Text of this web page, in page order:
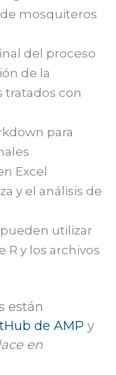
mosquiteros
del proceso
de la
tratados con
para
Excel
y el análisis de
utilizar
R y los archivos
están
de AMP y
en